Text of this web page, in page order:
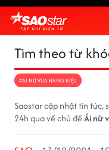
Tìm theo từ
#ÁI NỮ VUA HÀNG HIỆU
Saostar cập nhật tin tức,
24h qua về chủ đềÁi nữ